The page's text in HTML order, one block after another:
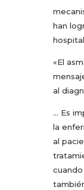
han
«El
al
… Es
la
al